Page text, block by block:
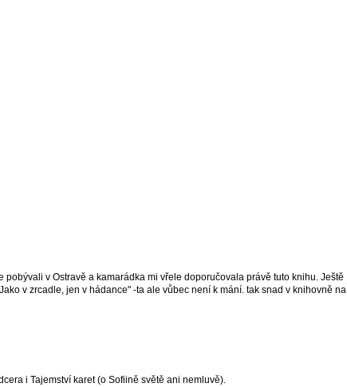
pobývali v Ostravě a kamarádka mi vřele doporučovala právě tuto knihu. Ještě
v zrcadle, jen v hádance" -ta ale vůbec není k mání. tak snad v knihovně na
i Tajemství karet (o Sofiině světě ani nemluvě).